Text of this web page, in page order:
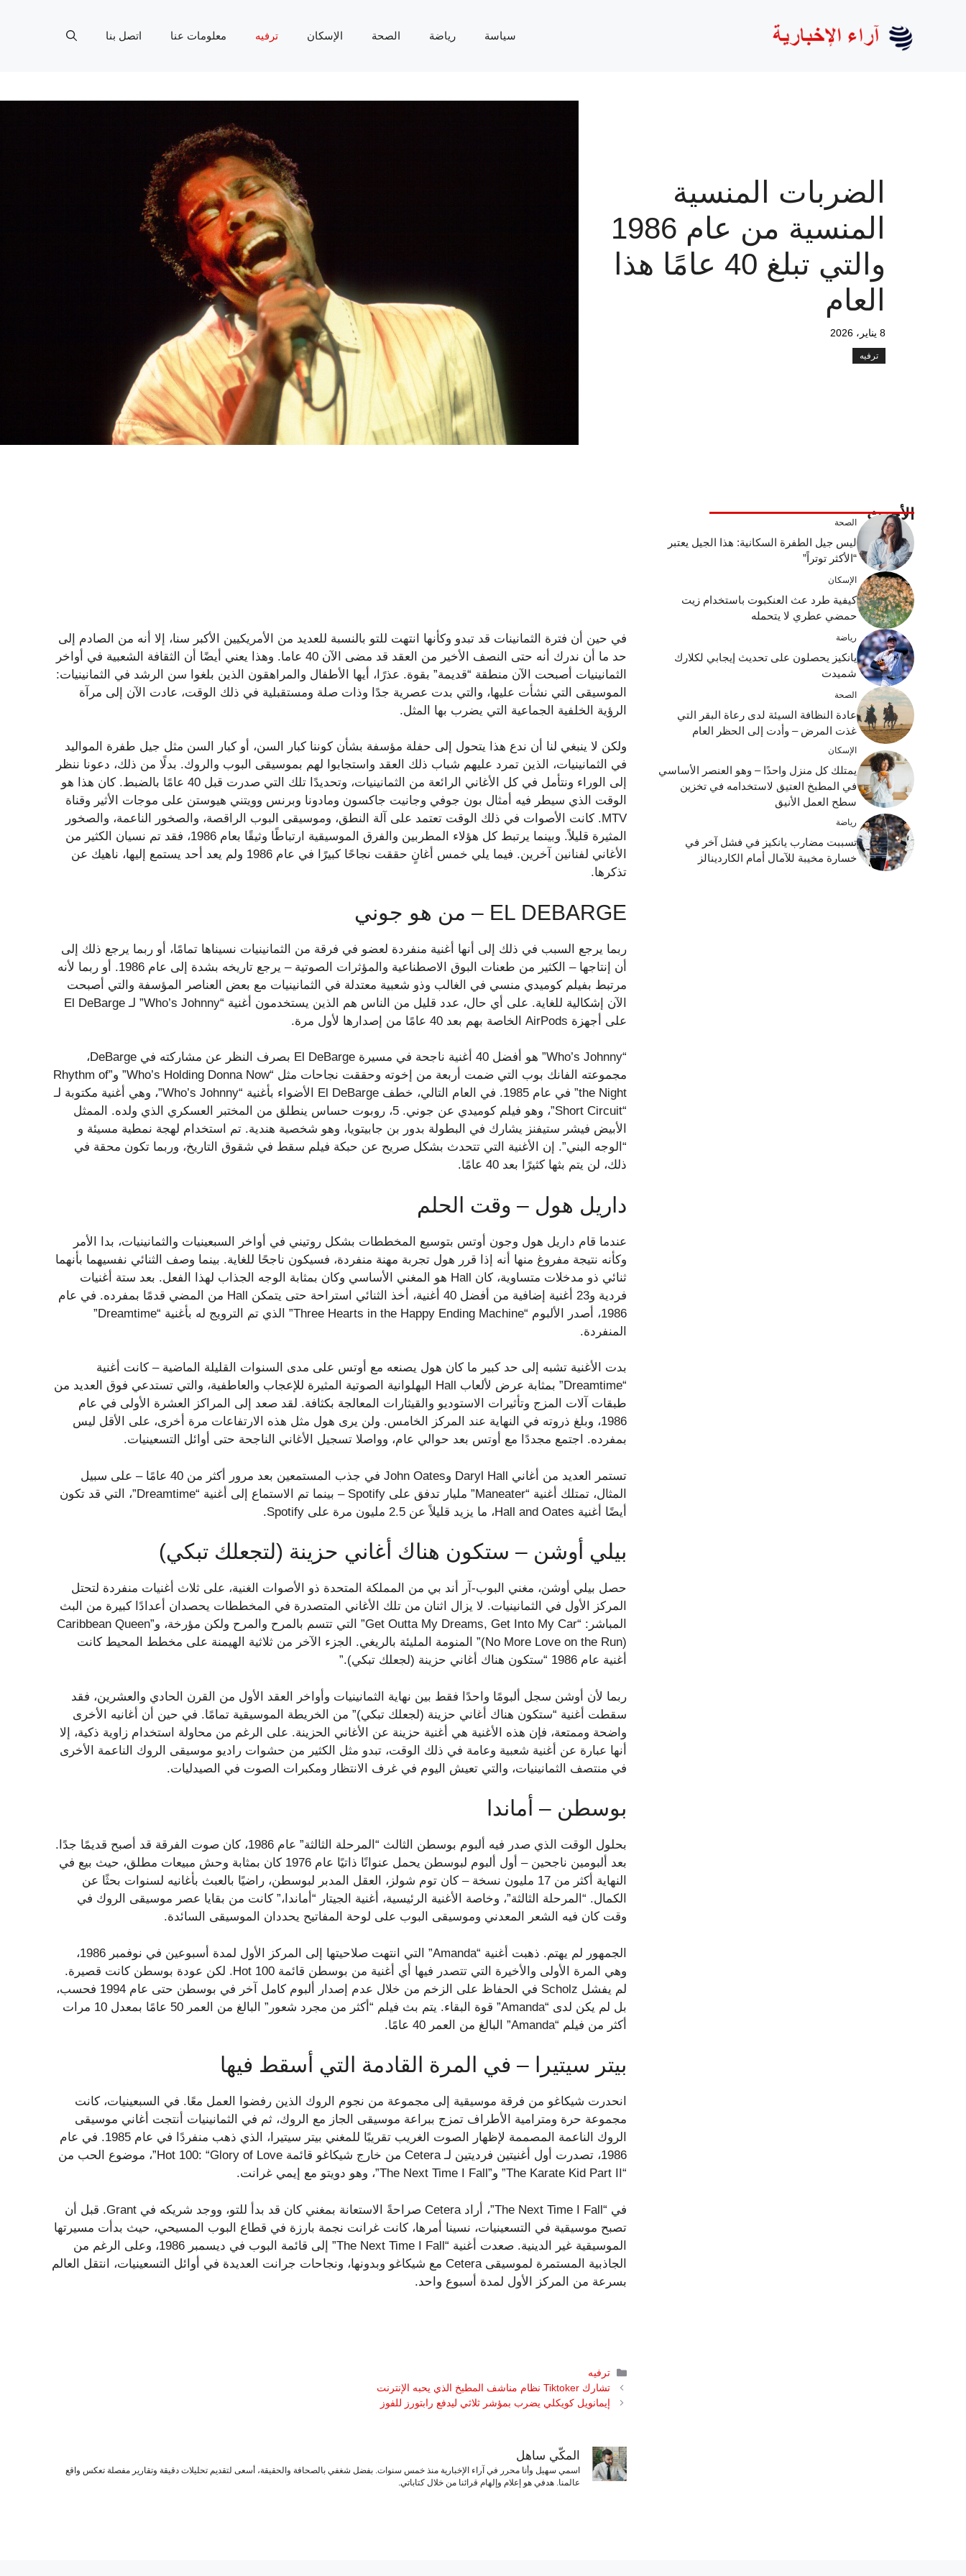
سياسة رياضة الصحة الإسكان ترفيه معلومات عنا اتصل بنا
الضربات المنسية
المنسية من عام 1986
والتي تبلغ 40 عامًا هذا
العام
8 يناير، 2026
ترفيه
في حين أن فترة الثمانينات قد تبدو وكأنها انتهت للتو بالنسبة للعديد من الأمريكيين الأكبر سنا، إلا أنه من الصادم إلى
حد ما أن ندرك أنه حتى النصف الأخير من العقد قد مضى الآن 40 عاما. وهذا يعني أيضًا أن الثقافة الشعبية في أواخر
الثمانينيات أصبحت الآن منطقة “قديمة” بقوة. عذرًا، أيها الأطفال والمراهقون الذين بلغوا سن الرشد في الثمانينيات:
الموسيقى التي نشأت عليها، والتي بدت عصرية جدًا وذات صلة ومستقبلية في ذلك الوقت، عادت الآن إلى مرآة
الرؤية الخلفية الجماعية التي يضرب بها المثل.
ولكن لا ينبغي لنا أن ندع هذا يتحول إلى حفلة مؤسفة بشأن كوننا كبار السن، أو كبار السن مثل جيل طفرة المواليد
في الثمانينيات، الذين تمرد عليهم شباب ذلك العقد واستجابوا لهم بموسيقى البوب ​​والروك. بدلًا من ذلك، دعونا ننظر
إلى الوراء ونتأمل في كل الأغاني الرائعة من الثمانينيات، وتحديدًا تلك التي صدرت قبل 40 عامًا بالضبط. كان هذا هو
الوقت الذي سيطر فيه أمثال بون جوفي وجانيت جاكسون ومادونا وبرنس وويتني هيوستن على موجات الأثير وقناة
MTV. كانت الأصوات في ذلك الوقت تعتمد على آلة النطق، وموسيقى البوب ​​الراقصة، والصخور الناعمة، والصخور
المثيرة قليلاً. وبينما يرتبط كل هؤلاء المطربين والفرق الموسيقية ارتباطًا وثيقًا بعام 1986، فقد تم نسيان الكثير من
الأغاني لفنانين آخرين. فيما يلي خمس أغانٍ حققت نجاحًا كبيرًا في عام 1986 ولم يعد أحد يستمع إليها، ناهيك عن
تذكرها.
EL DEBARGE – من هو جوني
ربما يرجع السبب في ذلك إلى أنها أغنية منفردة لعضو في فرقة من الثمانينيات نسيناها تمامًا، أو ربما يرجع ذلك إلى
أن إنتاجها – الكثير من طعنات البوق الاصطناعية والمؤثرات الصوتية – يرجع تاريخه بشدة إلى عام 1986. أو ربما لأنه
مرتبط بفيلم كوميدي منسي في الغالب وذو شعبية معتدلة في الثمانينيات مع بعض العناصر المؤسفة والتي أصبحت
الآن إشكالية للغاية. على أي حال، عدد قليل من الناس هم الذين يستخدمون أغنية “Who’s Johnny” لـ El DeBarge
على أجهزة AirPods الخاصة بهم بعد 40 عامًا من إصدارها لأول مرة.
“Who’s Johnny” هو أفضل 40 أغنية ناجحة في مسيرة El DeBarge بصرف النظر عن مشاركته في DeBarge،
مجموعته الفانك بوب التي ضمت أربعة من إخوته وحققت نجاحات مثل “Who’s Holding Donna Now” و”Rhythm of
the Night” في عام 1985. في العام التالي، خطف El DeBarge الأضواء بأغنية “Who’s Johnny”، وهي أغنية مكتوبة لـ
“Short Circuit”، وهو فيلم كوميدي عن جوني. 5، روبوت حساس ينطلق من المختبر العسكري الذي ولده. الممثل
الأبيض فيشر ستيفنز يشارك في البطولة بدور بن جابيتويا، وهو شخصية هندية. تم استخدام لهجة نمطية مسيئة و
“الوجه البني”. إن الأغنية التي تتحدث بشكل صريح عن حبكة فيلم سقط في شقوق التاريخ، وربما تكون محقة في
ذلك، لن يتم بثها كثيرًا بعد 40 عامًا.
داريل هول – وقت الحلم
عندما قام داريل هول وجون أوتس بتوسيع المخططات بشكل روتيني في أواخر السبعينيات والثمانينيات، بدا الأمر
وكأنه نتيجة مفروغ منها أنه إذا قرر هول تجربة مهنة منفردة، فسيكون ناجحًا للغاية. بينما وصف الثنائي نفسيهما بأنهما
ثنائي ذو مدخلات متساوية، كان Hall هو المغني الأساسي وكان بمثابة الوجه الجذاب لهذا الفعل. بعد ستة أغنيات
فردية و23 أغنية إضافية من أفضل 40 أغنية، أخذ الثنائي استراحة حتى يتمكن Hall من المضي قدمًا بمفرده. في عام
1986، أصدر الألبوم “Three Hearts in the Happy Ending Machine” الذي تم الترويج له بأغنية “Dreamtime”
المنفردة.
بدت الأغنية تشبه إلى حد كبير ما كان هول يصنعه مع أوتس على مدى السنوات القليلة الماضية – كانت أغنية
“Dreamtime” بمثابة عرض لألعاب Hall البهلوانية الصوتية المثيرة للإعجاب والعاطفية، والتي تستدعي فوق العديد من
طبقات آلات المزج وتأثيرات الاستوديو والقيثارات المعالجة بكثافة. لقد صعد إلى المراكز العشرة الأولى في عام
1986، وبلغ ذروته في النهاية عند المركز الخامس. ولن يرى هول مثل هذه الارتفاعات مرة أخرى، على الأقل ليس
بمفرده. اجتمع مجددًا مع أوتس بعد حوالي عام، وواصلا تسجيل الأغاني الناجحة حتى أوائل التسعينيات.
تستمر العديد من أغاني Daryl Hall وJohn Oates في جذب المستمعين بعد مرور أكثر من 40 عامًا – على سبيل
المثال، تمتلك أغنية “Maneater” مليار تدفق على Spotify – بينما تم الاستماع إلى أغنية “Dreamtime”، التي قد تكون
أيضًا أغنية Hall and Oates، ما يزيد قليلاً عن 2.5 مليون مرة على Spotify.
بيلي أوشن – ستكون هناك أغاني حزينة (لتجعلك تبكي)
حصل بيلي أوشن، مغني البوب-آر أند بي من المملكة المتحدة ذو الأصوات الغنية، على ثلاث أغنيات منفردة لتحتل
المركز الأول في الثمانينيات. لا يزال اثنان من تلك الأغاني المتصدرة في المخططات يحصدان أعدادًا كبيرة من البث
المباشر: “Get Outta My Dreams, Get Into My Car” التي تتسم بالمرح والمرح ولكن مؤرخة، و”Caribbean Queen
(No More Love on the Run)” المنومة المليئة بالريغي. الجزء الآخر من ثلاثية الهيمنة على مخطط المحيط كانت
أغنية عام 1986 “ستكون هناك أغاني حزينة (لجعلك تبكي).”
ربما لأن أوشن سجل ألبومًا واحدًا فقط بين نهاية الثمانينيات وأواخر العقد الأول من القرن الحادي والعشرين، فقد
سقطت أغنية “ستكون هناك أغاني حزينة (لجعلك تبكي)” من الخريطة الموسيقية تمامًا. في حين أن أغانيه الأخرى
واضحة وممتعة، فإن هذه الأغنية هي أغنية حزينة عن الأغاني الحزينة. على الرغم من محاولة استخدام زاوية ذكية، إلا
أنها عبارة عن أغنية شعبية وعامة في ذلك الوقت، تبدو مثل الكثير من حشوات راديو موسيقى الروك الناعمة الأخرى
في منتصف الثمانينيات، والتي تعيش اليوم في غرف الانتظار ومكبرات الصوت في الصيدليات.
بوسطن – أماندا
بحلول الوقت الذي صدر فيه ألبوم بوسطن الثالث “المرحلة الثالثة” عام 1986، كان صوت الفرقة قد أصبح قديمًا جدًا.
بعد ألبومين ناجحين – أول ألبوم لبوسطن يحمل عنوانًا ذاتيًا عام 1976 كان بمثابة وحش مبيعات مطلق، حيث بيع في
النهاية أكثر من 17 مليون نسخة – كان توم شولز، العقل المدبر لبوسطن، راضيًا بالعبث بأغانيه لسنوات بحثًا عن
الكمال. “المرحلة الثالثة”، وخاصة الأغنية الرئيسية، أغنية الجيتار “أماندا،” كانت من بقايا عصر موسيقى الروك في
وقت كان فيه الشعر المعدني وموسيقى البوب ​​​​على لوحة المفاتيح يحددان الموسيقى السائدة.
الجمهور لم يهتم. ذهبت أغنية “Amanda” التي انتهت صلاحيتها إلى المركز الأول لمدة أسبوعين في نوفمبر 1986،
وهي المرة الأولى والأخيرة التي تتصدر فيها أي أغنية من بوسطن قائمة Hot 100. لكن عودة بوسطن كانت قصيرة.
لم يفشل Scholz في الحفاظ على الزخم من خلال عدم إصدار ألبوم كامل آخر في بوسطن حتى عام 1994 فحسب،
بل لم يكن لدى “Amanda” قوة البقاء. يتم بث فيلم “أكثر من مجرد شعور” البالغ من العمر 50 عامًا بمعدل 10 مرات
أكثر من فيلم “Amanda” البالغ من العمر 40 عامًا.
بيتر سيتيرا – في المرة القادمة التي أسقط فيها
انحدرت شيكاغو من فرقة موسيقية إلى مجموعة من نجوم الروك الذين رفضوا العمل معًا. في السبعينيات، كانت
مجموعة حرة ومترامية الأطراف تمزج ببراعة موسيقى الجاز مع الروك، ثم في الثمانينيات أنتجت أغاني موسيقى
الروك الناعمة المصممة لإظهار الصوت الغريب تقريبًا للمغني بيتر سيتيرا، الذي ذهب منفردًا في عام 1985. في عام
1986، تصدرت أول أغنيتين فرديتين لـ Cetera من خارج شيكاغو قائمة Hot 100: “Glory of Love”، موضوع الحب من
“The Karate Kid Part II” و”The Next Time I Fall”، وهو دويتو مع إيمي غرانت.
في “The Next Time I Fall”، أراد Cetera صراحةً الاستعانة بمغني كان قد بدأ للتو، ووجد شريكه في Grant. قبل أن
تصبح موسيقية في التسعينيات، نسينا أمرها، كانت غرانت نجمة بارزة في قطاع البوب ​​المسيحي، حيث بدأت مسيرتها
الموسيقية غير الدينية. صعدت أغنية “The Next Time I Fall” إلى قائمة البوب ​​في ديسمبر 1986، وعلى الرغم من
الجاذبية المستمرة لموسيقى Cetera مع شيكاغو وبدونها، ونجاحات جرانت العديدة في أوائل التسعينيات، انتقل العالم
بسرعة من المركز الأول لمدة أسبوع واحد.
التصنيفات
ترفيه
تشارك Tiktoker نظام مناشف المطبخ الذي يحبه الإنترنت
إيمانويل كويكلي يضرب بمؤشر ثلاثي ليدفع رابتورز للفوز
المكّي ساهل
اسمي سهيل وأنا محرر في آراء الإخبارية منذ خمس سنوات. بفضل شغفي بالصحافة والحقيقة، أسعى لتقديم تحليلات دقيقة وتقارير مفصلة تعكس واقع
عالمنا. هدفي هو إعلام وإلهام قرائنا من خلال كتاباتي.
الأحدث الصحة
ليس جيل الطفرة السكانية: هذا الجيل يعتبر
“الأكثر توتراً”
الإسكان
كيفية طرد عث العنكبوت باستخدام زيت
حمضي عطري لا يتحمله
رياضة
يانكيز يحصلون على تحديث إيجابي لكلارك
شميدت
الصحة
عادة النظافة السيئة لدى رعاة البقر التي
غذت المرض – وأدت إلى الحظر العام
الإسكان
يمتلك كل منزل واحدًا – وهو العنصر الأساسي
في المطبخ العتيق لاستخدامه في تخزين
سطح العمل الأنيق
رياضة
تسببت مضارب يانكيز في فشل آخر في
خسارة مخيبة للآمال أمام الكاردينالز